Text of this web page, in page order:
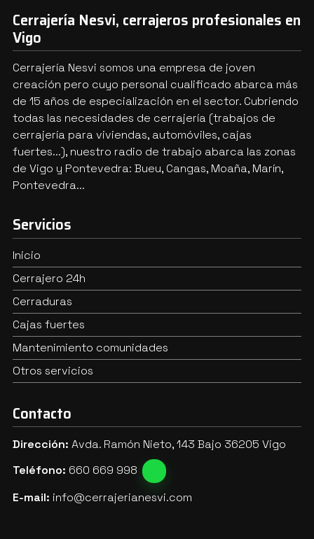
Cerrajería Nesvi, cerrajeros profesionales en
Vigo
Cerrajería Nesvi somos una empresa de joven
creación pero cuyo personal cualificado abarca más
de 15 años de especialización en el sector. Cubriendo
todas las necesidades de cerrajería (trabajos de
cerrajería para viviendas, automóviles, cajas
fuertes...), nuestro radio de trabajo abarca las zonas
de Vigo y Pontevedra: Bueu, Cangas, Moaña, Marín,
Pontevedra...
Servicios
Inicio
Cerrajero 24h
Cerraduras
Cajas fuertes
Mantenimiento comunidades
Otros servicios
Contacto
Dirección: Avda. Ramón Nieto, 143 Bajo 36205 Vigo
Teléfono: 660 669 998
E-mail: info@cerrajerianesvi.com